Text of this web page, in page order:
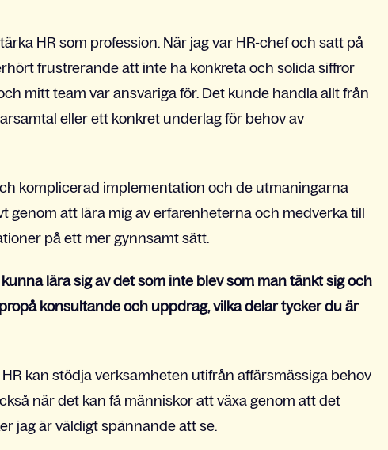
HR som profession. När jag var HR-chef och satt på
frustrerande att inte ha konkreta och solida siffror
mitt team var ansvariga för. Det kunde handla allt från
eller ett konkret underlag för behov av
komplicerad implementation och de utmaningarna
genom att lära mig av erfarenheterna och medverka till
på ett mer gynnsamt sätt.
lära sig av det som inte blev som man tänkt sig och
konsultande och uppdrag, vilka delar tycker du är
kan stödja verksamheten utifrån affärsmässiga behov
när det kan få människor att växa genom att det
jag är väldigt spännande att se.